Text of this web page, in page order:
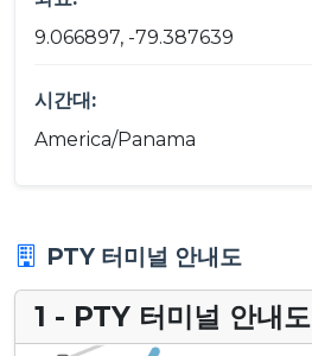
9.066897, -79.387639
시간대:
America/Panama
PTY 터미널 안내도
1 - PTY 터미널 안내도